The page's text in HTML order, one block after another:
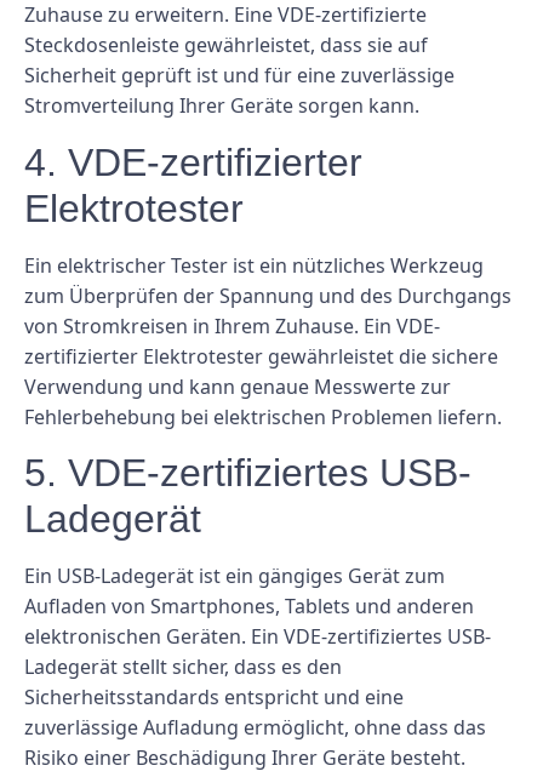
Zuhause zu erweitern. Eine VDE-zertifizierte
Steckdosenleiste gewährleistet, dass sie auf
Sicherheit geprüft ist und für eine zuverlässige
Stromverteilung Ihrer Geräte sorgen kann.
4. VDE-zertifizierter
Elektrotester
Ein elektrischer Tester ist ein nützliches Werkzeug
zum Überprüfen der Spannung und des Durchgangs
von Stromkreisen in Ihrem Zuhause. Ein VDE-
zertifizierter Elektrotester gewährleistet die sichere
Verwendung und kann genaue Messwerte zur
Fehlerbehebung bei elektrischen Problemen liefern.
5. VDE-zertifiziertes USB-
Ladegerät
Ein USB-Ladegerät ist ein gängiges Gerät zum
Aufladen von Smartphones, Tablets und anderen
elektronischen Geräten. Ein VDE-zertifiziertes USB-
Ladegerät stellt sicher, dass es den
Sicherheitsstandards entspricht und eine
zuverlässige Aufladung ermöglicht, ohne dass das
Risiko einer Beschädigung Ihrer Geräte besteht.